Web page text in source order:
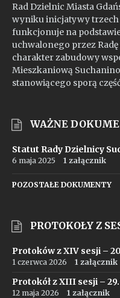
Rad Dzielnic Miasta
wyniku inicjatywy trzech
funkcjonuje na
uchwalonego przez
charakter zabudowy
Mieszkaniową
stanowiącego sporą
WAŻNE
Statut Rady Dzielnicy
6 maja 2025 1 załącznik
POZOSTAŁE DOKUMENTY
PROTOKOŁY Z
Protoków z XIV sesji –
1 czerwca 2026 1 załącznik
Protokół z XIII sesji –
12 maja 2026 1 załącznik